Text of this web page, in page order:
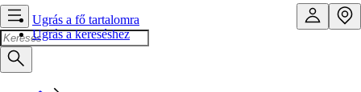
Ugrás a fő tartalomra
Ugrás a kereséshez